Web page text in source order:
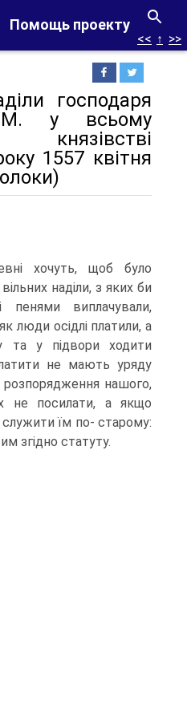
Помощь проекту
<< ↑ >>
господаря
у всьому
1557 квітня
хочуть, щоб було
наділи, з яких би
пенями виплачували,
люди осідлі платили, а
та у підвори ходити
не мають уряду
нашого,
не посилати, а якщо
служити їм по- старому:
згідно статуту.